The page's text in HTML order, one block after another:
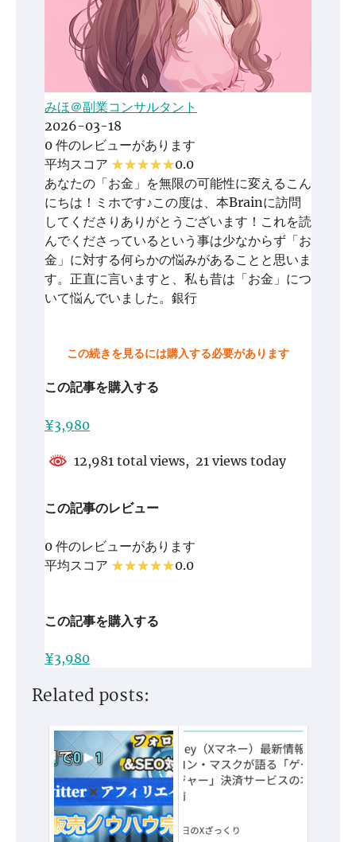
みほ＠副業コンサルタント
2026-03-18
0 件のレビューがあります
平均スコア
0.0
あなたの「お金」を無限の可能性に変えるこん
にちは！ミホです♪この度は、本Brainに訪問
してくださりありがとうございます！これを読
んでくださっているという事は少なからず「お
金」に対する何らかの悩みがあることと思いま
す。正直に言いますと、私も昔は「お金」につ
いて悩んでいました。銀行
この続きを見るには購入する必要があります
この記事を購入する
¥3,980
12,981 total views, 21 views today
この記事のレビュー
0 件のレビューがあります
平均スコア
0.0
この記事を購入する
¥3,980
Related posts: